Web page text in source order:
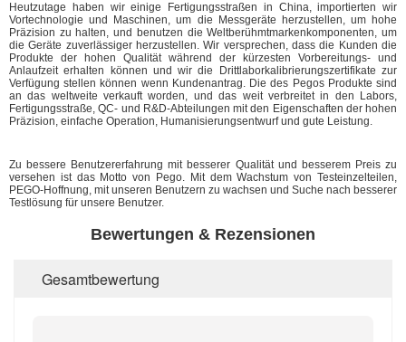
Heutzutage haben wir einige Fertigungsstraßen in China, importierten wir
Vortechnologie und Maschinen, um die Messgeräte herzustellen, um hohe
Präzision zu halten, und benutzen die Weltberühmtmarkenkomponenten, um
die Geräte zuverlässiger herzustellen. Wir versprechen, dass die Kunden die
Produkte der hohen Qualität während der kürzesten Vorbereitungs- und
Anlaufzeit erhalten können und wir die Drittlaborkalibrierungszertifikate zur
Verfügung stellen können wenn Kundenantrag. Die des Pegos Produkte sind
an das weltweite verkauft worden, und das weit verbreitet in den Labors,
Fertigungsstraße, QC- und R&D-Abteilungen mit den Eigenschaften der hohen
Präzision, einfache Operation, Humanisierungsentwurf und gute Leistung.
Zu bessere Benutzererfahrung mit besserer Qualität und besserem Preis zu
versehen ist das Motto von Pego. Mit dem Wachstum von Testeinzelteilen,
PEGO-Hoffnung, mit unseren Benutzern zu wachsen und Suche nach besserer
Testlösung für unsere Benutzer.
Bewertungen & Rezensionen
Gesamtbewertung